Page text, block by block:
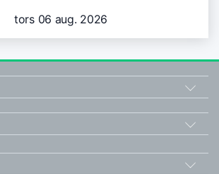
tors 06 aug. 2026